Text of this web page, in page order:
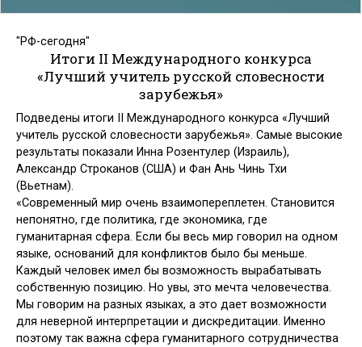
"РФ-сегодня"
Итоги II Международного конкурса
«Лучший учитель русской словесности
зарубежья»
Подведены итоги II Международного конкурса «Лучший
учитель русской словесности зарубежья». Самые высокие
результаты показали Инна Розентулер (Израиль),
Александр Строканов (США) и Фан Ань Чинь Тхи
(Вьетнам).
«Современный мир очень взаимопереплетен. Становится
непонятно, где политика, где экономика, где
гуманитарная сфера. Если бы весь мир говорил на одном
языке, оснований для конфликтов было бы меньше.
Каждый человек имел бы возможность вырабатывать
собственную позицию. Но увы, это мечта человечества.
Мы говорим на разных языках, а это дает возможности
для неверной интерпретации и дискредитации. Именно
поэтому так важна сфера гуманитарного сотрудничества